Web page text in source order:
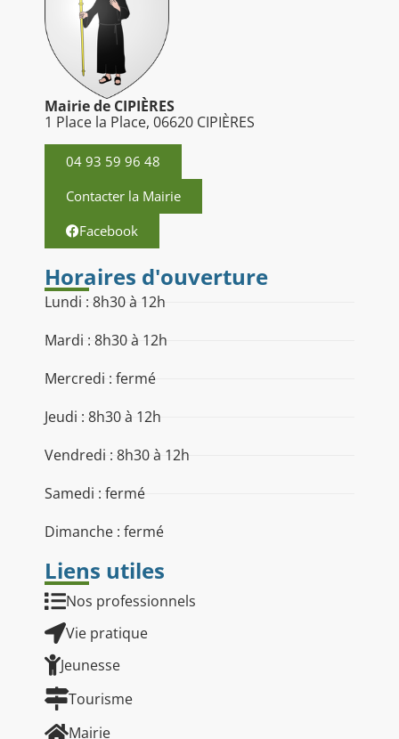
Mairie de CIPIÈRES
1 Place la Place, 06620 CIPIÈRES
04 93 59 96 48
Contacter la Mairie
Facebook
Horaires d'ouverture
Lundi : 8h30 à 12h
Mardi : 8h30 à 12h
Mercredi : fermé
Jeudi : 8h30 à 12h
Vendredi : 8h30 à 12h
Samedi : fermé
Dimanche : fermé
Liens utiles
Nos professionnels
Vie pratique
Jeunesse
Tourisme
Mairie